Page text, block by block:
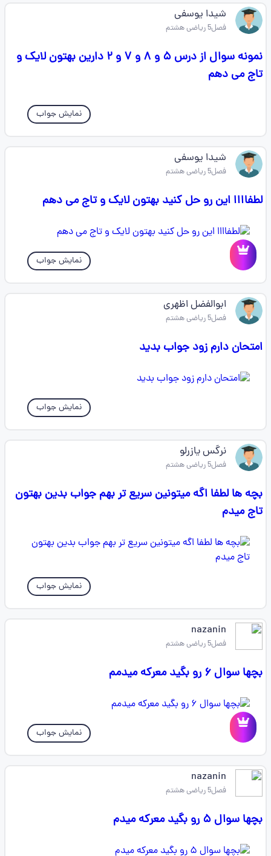
شیدا یوسفی
فصل5 ریاضی هشتم
نمونه سوال از درس ۵ و ۸ و ۷ و ۲ دارین بهتون لایک و
تاج می دهم
نمایش جواب
شیدا یوسفی
فصل5 ریاضی هشتم
لطفاااا این رو حل کنید بهتون لایک و تاج می دهم
نمایش جواب
ابوالفضل اظهری
فصل5 ریاضی هشتم
امتحان دارم زود جواب بدید
نمایش جواب
نرگس یازرلو
فصل5 ریاضی هشتم
بچه ها لطفا اگه میتونین سریع تر بهم جواب بدین بهتون
تاج میدم
نمایش جواب
nazanin
فصل5 ریاضی هشتم
بچها سوال ۶ رو بگید معرکه میدمم
نمایش جواب
nazanin
فصل5 ریاضی هشتم
بچها سوال ۵ رو بگید معرکه میدم